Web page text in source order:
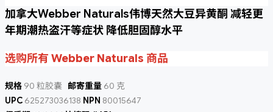
加拿大Webber Naturals伟博天然大豆异黄酮 减轻更
年期潮热盗汗等症状 降低胆固醇水平
选购所有 Webber Naturals 商品
规格 90 粒胶囊 邮寄重量 60 克
UPC 625273036138 NPN 80015647